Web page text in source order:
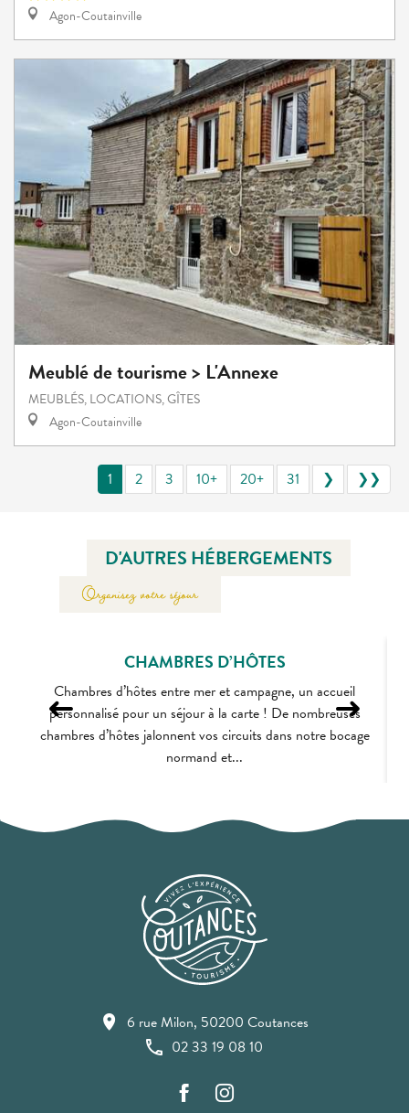
Agon-Coutainville
Meublé de tourisme > L'Annexe
MEUBLÉS, LOCATIONS, GÎTES
Agon-Coutainville
1 2 3 10+ 20+ 31 ❯ ❯❯
D'AUTRES HÉBERGEMENTS
Organisez votre séjour
CHAMBRES D’HÔTES
Chambres d’hôtes entre mer et campagne, un accueil
personnalisé pour un séjour à la carte ! De nombreuses
chambres d’hôtes jalonnent vos circuits dans notre bocage
normand et...
6 rue Milon, 50200 Coutances
02 33 19 08 10